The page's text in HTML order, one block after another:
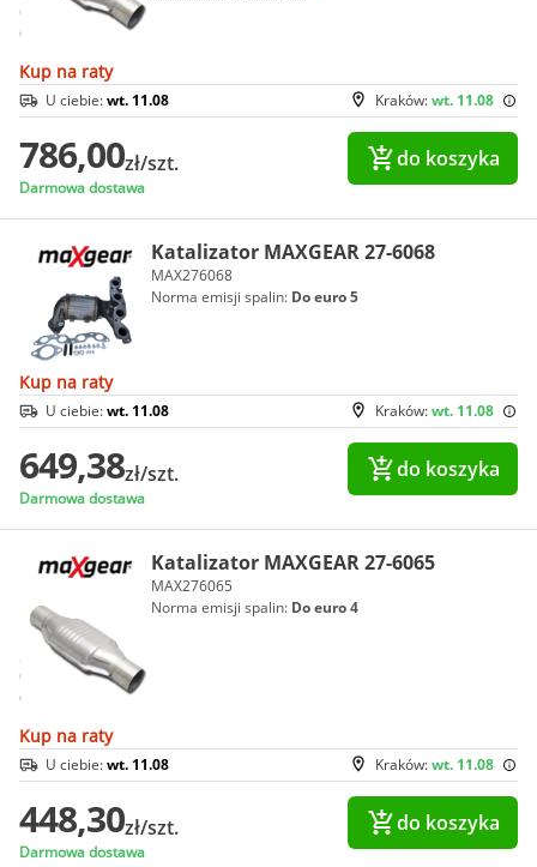
Kup na raty
Kraków:wt. 11.08
U ciebie:wt. 11.08
786,00zł/szt.
Darmowa dostawa
do koszyka
Katalizator MAXGEAR 27-6068
MAX276068
Norma emisji spalin: Do euro 5
Kup na raty
Kraków:wt. 11.08
U ciebie:wt. 11.08
649,38zł/szt.
Darmowa dostawa
do koszyka
Katalizator MAXGEAR 27-6065
MAX276065
Norma emisji spalin: Do euro 4
Kup na raty
Kraków:wt. 11.08
U ciebie:wt. 11.08
448,30zł/szt.
Darmowa dostawa
do koszyka